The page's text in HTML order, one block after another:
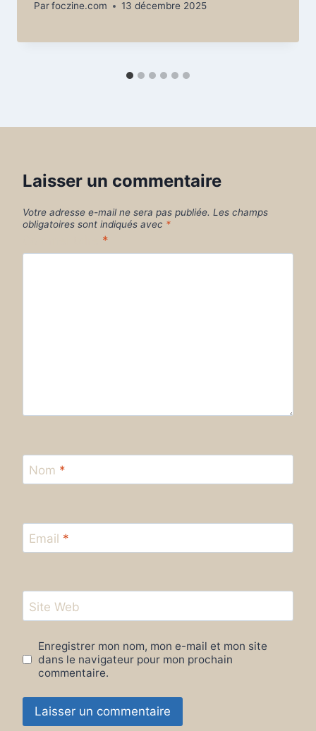
Parfoczine.com 13 décembre 2025
Laisser un commentaire
Votre adresse e-mail ne sera pas publiée. Les champs
obligatoires sont indiqués avec *
*
Nom *
Email *
Site Web
Enregistrer mon nom, mon e-mail et mon site
dans le navigateur pour mon prochain
commentaire.